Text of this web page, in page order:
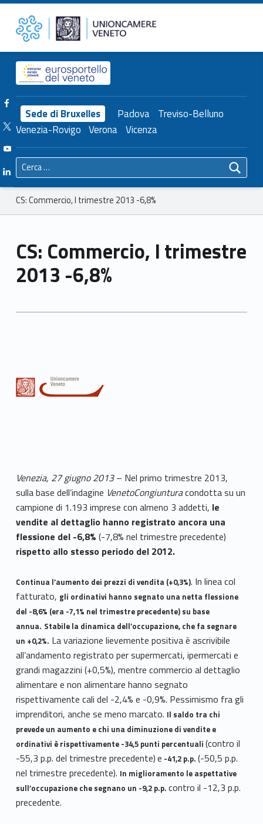
CS: Commercio, I trimestre 2013 -6,8% – Unioncamere del Veneto Unioncamere del Veneto
Header info sidebar
Sede di Bruxelles Padova Treviso-Belluno
Venezia-Rovigo Verona Vicenza
Facebook Unioncamere Veneto
Twitter Unioncamere Veneto
Youtube Unioncamere Veneto
Linkedin Unioncamere Veneto
Ricerca per:
Breadcrumbs navigation
CS: Commercio, I trimestre 2013 -6,8%
CS: Commercio, I trimestre
2013 -6,8%
Venezia, 27 giugno 2013– Nel primo trimestre 2013,
sulla base dell’indagine VenetoCongiunturacondotta su un
campione di 1.193 imprese con almeno 3 addetti, le
vendite al dettaglio hanno registrato ancora una
flessione del -6,8% (-7,8% nel trimestre precedente)
rispetto allo stesso periodo del 2012.
Continua l’aumento dei prezzi di vendita (+0,3%). In linea col
fatturato, gli ordinativi hanno segnato una netta flessione
del -8,6% (era -7,1% nel trimestre precedente) su base
annua. Stabile la dinamica dell’occupazione, che fa segnare
un +0,2%. La variazione lievemente positiva è ascrivibile
all’andamento registrato per supermercati, ipermercati e
grandi magazzini (+0,5%), mentre commercio al dettaglio
alimentare e non alimentare hanno segnato
rispettivamente cali del -2,4% e -0,9%. Pessimismo fra gli
imprenditori, anche se meno marcato. Il saldo tra chi
prevede un aumento e chi una diminuzione di vendite e
ordinativi è rispettivamente -34,5 punti percentuali (contro il
-55,3 p.p. del trimestre precedente)e -41,2 p.p. (-50,5 p.p.
nel trimestre precedente). In miglioramento le aspettative
sull’occupazione che segnano un -9,2 p.p. contro il -12,3 p.p.
precedente.